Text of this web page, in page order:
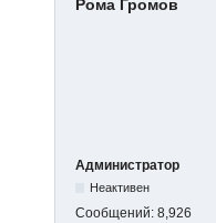
Рома Громов
Администратор
Неактивен
Сообщений: 8,926